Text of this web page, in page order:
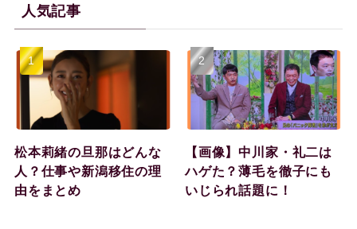
人気記事
松本莉緒の旦那はどんな
人？仕事や新潟移住の理
由をまとめ
【画像】中川家・礼二は
ハゲた？薄毛を徹子にも
いじられ話題に！